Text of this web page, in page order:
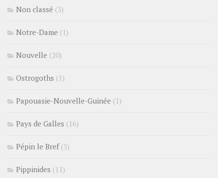
Non classé (3)
Notre-Dame (1)
Nouvelle (20)
Ostrogoths (1)
Papouasie-Nouvelle-Guinée (1)
Pays de Galles (16)
Pépin le Bref(3)
Pippinides (11)